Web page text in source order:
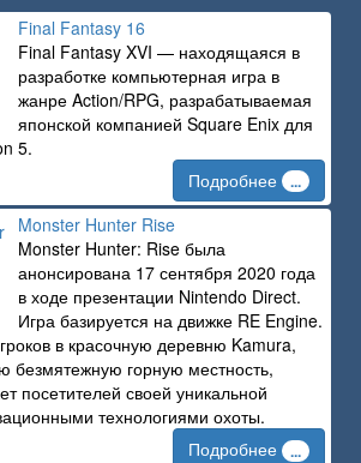
Final Fantasy 16
Final Fantasy XVI — находящаяся в
разработке компьютерная игра в
жанре Action/RPG, разрабатываемая
японской компанией Square Enix для
5.
Подробнее ...
Monster Hunter Rise
Monster Hunter: Rise была
анонсирована 17 сентября 2020 года
в ходе презентации Nintendo Direct.
Игра базируется на движке RE Engine.
в красочную деревню Kamura,
безмятежную горную местность,
посетителей своей уникальной
технологиями охоты.
Подробнее ...